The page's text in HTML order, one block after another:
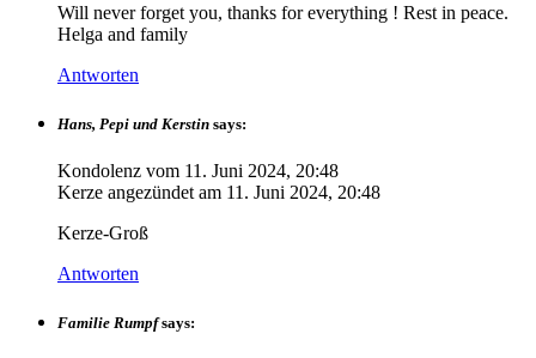
Will never forget you, thanks for everything ! Rest in peace.
Helga and family
Antworten
Hans, Pepi und Kerstin says:
Kondolenz vom 11. Juni 2024, 20:48
Kerze angezündet am 11. Juni 2024, 20:48
Kerze-Groß
Antworten
Familie Rumpf says: